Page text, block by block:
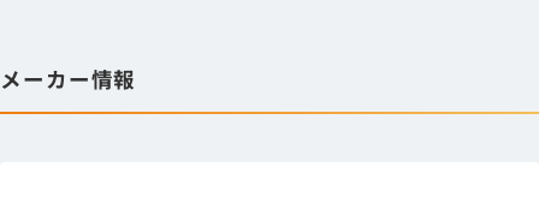
メーカー情報